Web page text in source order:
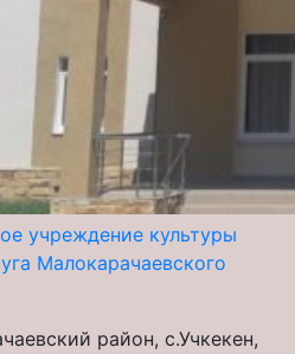
учреждение культуры
Малокарачаевского
район, с.Учкекен,